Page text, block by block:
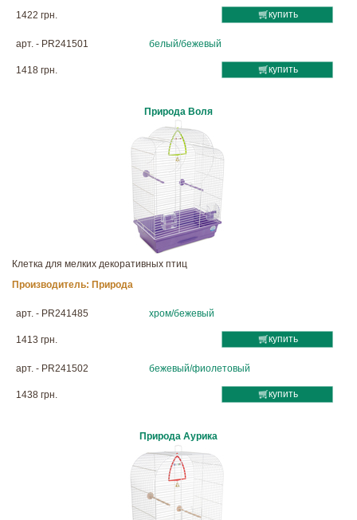
1422 грн. купить
арт. - PR241501 белый/бежевый
1418 грн. купить
Природа Воля
Клетка для мелких декоративных птиц
Производитель: Природа
арт. - PR241485 хром/бежевый
1413 грн. купить
арт. - PR241502 бежевый/фиолетовый
1438 грн. купить
Природа Аурика